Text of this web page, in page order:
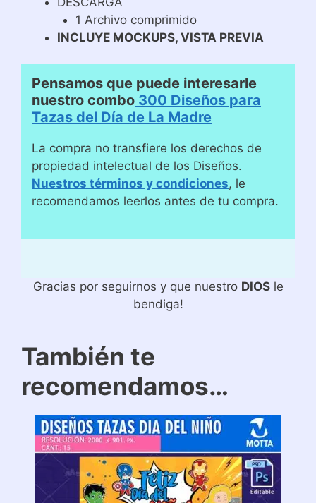
1 Archivo comprimido
INCLUYE MOCKUPS, VISTA PREVIA
Pensamos que puede interesarle
nuestro combo 300 Diseños para
Tazas del Día de La Madre
La compra no transfiere los derechos de
propiedad intelectual de los Diseños.
Nuestros términos y condiciones, le
recomendamos leerlos antes de tu compra.
Gracias por seguirnos y que nuestro DIOSle
bendiga!
También te
recomendamos…